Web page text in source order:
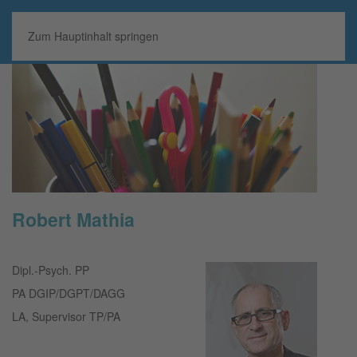
Zum Hauptinhalt springen
Robert Mathia
Dipl.-Psych. PP
PA DGIP/DGPT/DAGG
LA, Supervisor TP/PA